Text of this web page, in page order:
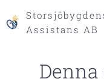
Assistans AB